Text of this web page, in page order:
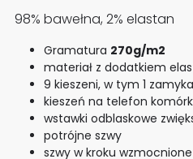
98% bawełna, 2% elastan
Gramatura 270g/m2
materiał z dodatkiem
9 kieszeni, w tym 1
kieszeń na telefon
wstawki odblaskowe
potrójne szwy
szwy w kroku